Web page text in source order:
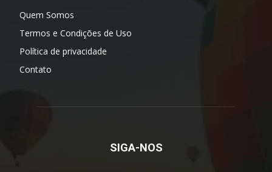
Quem Somos
Termos e Condições de Uso
Política de privacidade
Contato
SIGA-NOS